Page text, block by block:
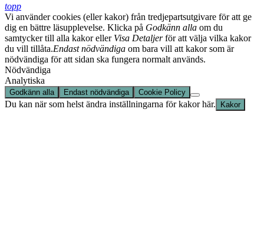
topp
Vi använder cookies (eller kakor) från tredjepartsutgivare för att ge
dig en bättre läsupplevelse. Klicka på Godkänn alla om du
samtycker till alla kakor eller Visa Detaljerför att välja vilka kakor
du vill tillåta.Endast nödvändiga om bara vill att kakor som är
nödvändiga för att sidan ska fungera normalt används.
Nödvändiga
Analytiska
Godkänn alla Endast nödvändiga Cookie Policy
Du kan när som helst ändra inställningarna för kakor här. Kakor